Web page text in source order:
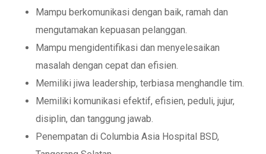
Mampu berkomunikasi dengan baik, ramah dan
mengutamakan kepuasan pelanggan.
Mampu mengidentifikasi dan menyelesaikan
masalah dengan cepat dan efisien.
Memiliki jiwa leadership, terbiasa menghandle tim.
Memiliki komunikasi efektif, efisien, peduli, jujur,
disiplin, dan tanggung jawab.
Penempatan di Columbia Asia Hospital BSD,